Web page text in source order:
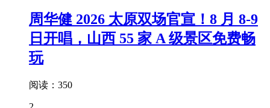
周华健 2026 太原双场官宣！8 月 8-9
日开唱，山西 55 家 A 级景区免费畅
玩
阅读：350